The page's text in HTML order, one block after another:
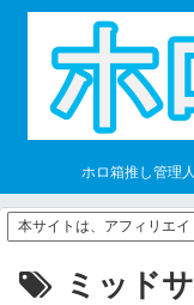
ホロ箱推し管理
本サイトは、アフィリエ
ミッド